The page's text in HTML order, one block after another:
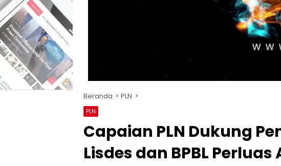
Beranda PLN
PLN
Capaian PLN Dukung
Lisdes dan BPBL